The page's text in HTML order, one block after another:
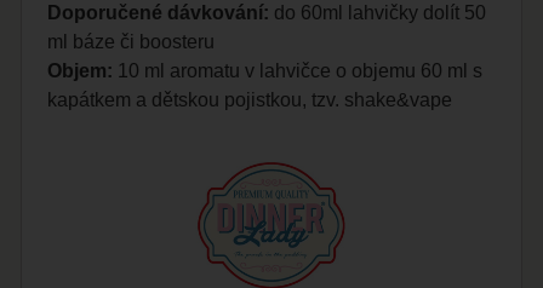
Doporučené dávkování: do 60ml lahvičky dolít 50
ml báze či boosteru
Objem: 10 ml aromatu v lahvičce o objemu 60 ml s
kapátkem a dětskou pojistkou, tzv. shake&vape